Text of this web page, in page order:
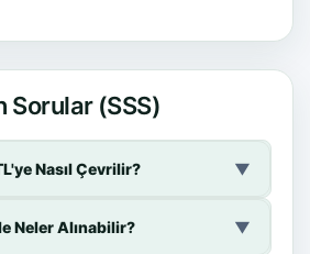
Sorular (SSS)
Nasıl Çevrilir? ▼
Neler Alınabilir? ▼